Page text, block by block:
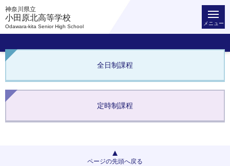
神奈川県立
小田原北高等学校
Odawara-kita Senior High School
メニュー
全日制課程
定時制課程
ページの先頭へ戻る